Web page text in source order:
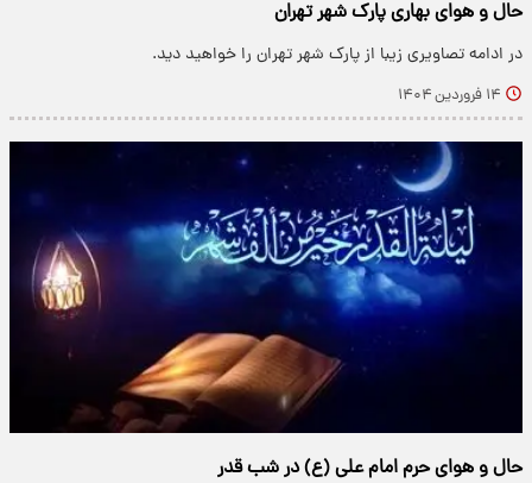
حال و هوای بهاری پارک شهر تهران
در ادامه تصاویری زیبا از پارک شهر تهران را خواهید دید.
۱۴ فروردین ۱۴۰۴
حال و هوای حرم امام علی (ع) در شب قدر